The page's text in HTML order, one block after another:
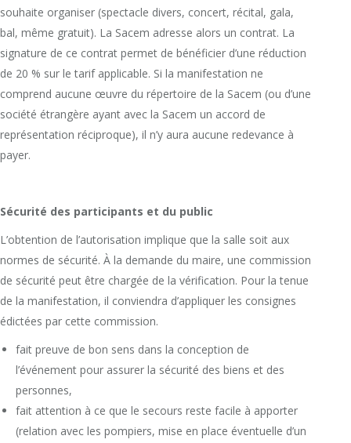
souhaite organiser (spectacle divers, concert, récital, gala,
bal, même gratuit). La Sacem adresse alors un contrat. La
signature de ce contrat permet de bénéficier d’une réduction
de 20 % sur le tarif applicable. Si la manifestation ne
comprend aucune œuvre du répertoire de la Sacem (ou d’une
société étrangère ayant avec la Sacem un accord de
représentation réciproque), il n’y aura aucune redevance à
payer.
Sécurité des participants et du public
L’obtention de l’autorisation implique que la salle soit aux
normes de sécurité. À la demande du maire, une commission
de sécurité peut être chargée de la vérification. Pour la tenue
de la manifestation, il conviendra d’appliquer les consignes
édictées par cette commission.
fait preuve de bon sens dans la conception de
l’événement pour assurer la sécurité des biens et des
personnes,
fait attention à ce que le secours reste facile à apporter
(relation avec les pompiers, mise en place éventuelle d’un